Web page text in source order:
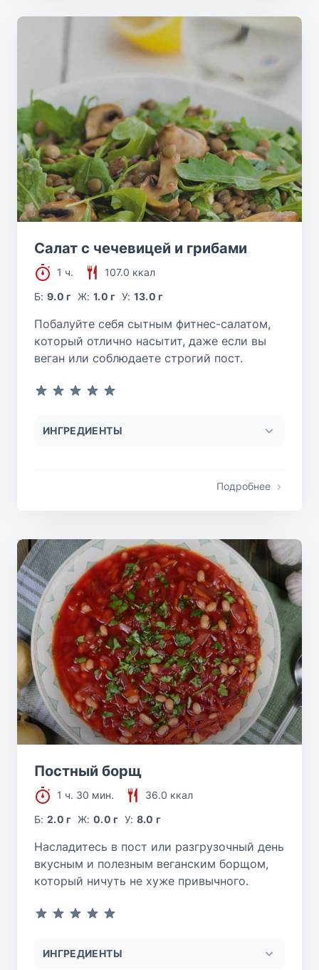
Салат с чечевицей и грибами
1 ч.
107.0 ккал
Б:9.0 г Ж: 1.0 г У: 13.0 г
Побалуйте себя сытным фитнес-салатом,
который отлично насытит, даже если вы
веган или соблюдаете строгий пост.
ИНГРЕДИЕНТЫ
Подробнее
Постный борщ
1 ч. 30 мин.
36.0 ккал
Б:2.0 г Ж: 0.0 г У: 8.0 г
Насладитесь в пост или разгрузочный день
вкусным и полезным веганским борщом,
который ничуть не хуже привычного.
ИНГРЕДИЕНТЫ